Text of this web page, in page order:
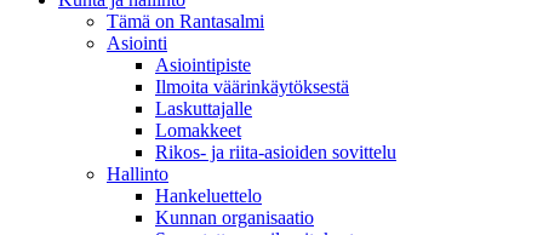
Tämä on Rantasalmi
Asiointi
Asiointipiste
Ilmoita väärinkäytöksestä
Laskuttajalle
Lomakkeet
Rikos- ja riita-asioiden sovittelu
Hallinto
Hankeluettelo
Kunnan organisaatio